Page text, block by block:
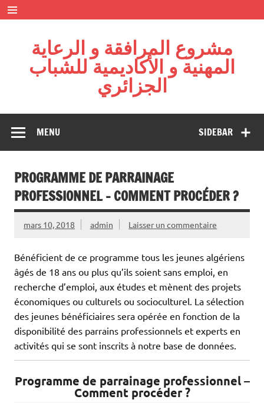
Skip
to
content
مشروع المرافقة و الرعاية
المهنية و الأكاديمية للشباب
الجزائري
Algérienne pour l'Action Citoyenne
SIDEBAR
MENU
PROGRAMME DE PARRAINAGE
PROFESSIONNEL – COMMENT PROCÉDER ?
mars 10, 2018 admin Laisser un commentaire
Bénéficient de ce programme tous les jeunes algériens
âgés de 18 ans ou plus qu’ils soient sans emploi, en
recherche d’emploi, aux études et mènent des projets
économiques ou culturels ou socioculturel. La sélection
des jeunes bénéficiaires sera opérée en fonction de la
disponibilité des parrains professionnels et experts en
activités qui se sont inscrits à notre base de données.
Programme de parrainage professionnel –
Comment procéder ?